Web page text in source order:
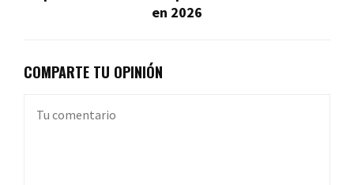
en 2026
COMPARTE TU OPINIÓN